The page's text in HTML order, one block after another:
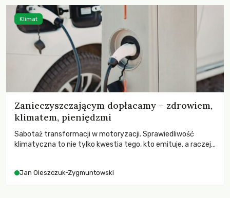
Zanieczyszczającym dopłacamy – zdrowiem,
klimatem, pieniędzmi
Sabotaż transformacji w motoryzacji. Sprawiedliwość
klimatyczna to nie tylko kwestia tego, kto emituje, a raczej
Jan Oleszczuk-Zygmuntowski
Klimat